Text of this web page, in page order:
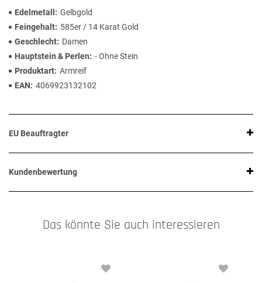
Edelmetall
Gelbgold
Feingehalt
585er / 14 Karat Gold
Geschlecht
Damen
Hauptstein & Perlen
- Ohne Stein
Produktart Armreif
EAN
4069923132102
EU Beauftragter
Kundenbewertung
Das könnte Sie auch interessieren